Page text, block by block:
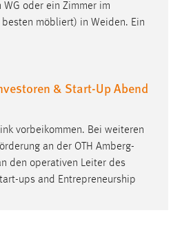
oder ein Zimmer im
möbliert) in Weiden. Ein
& Start-Up Abend
vorbeikommen. Bei weiteren
an der OTH Amberg-
den operativen Leiter des
ups and Entrepreneurship